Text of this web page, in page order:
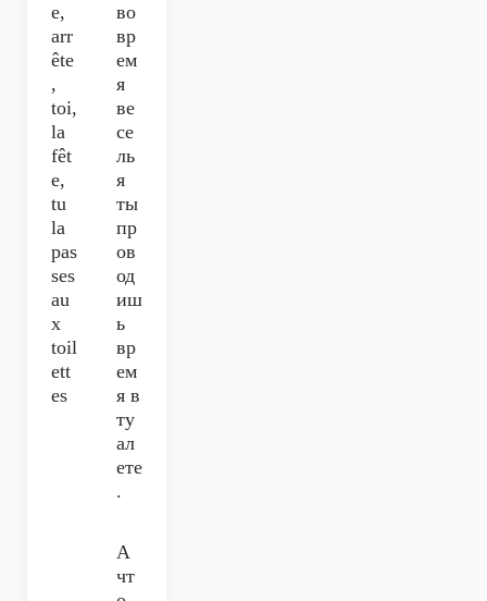
e,
arr
ête
,
toi,
la
fêt
e,
tu
la
pas
ses
au
x
toil
ett
es
во
вр
ем
я
ве
се
ль
я
ты
пр
ов
од
иш
ь
вр
ем
я в
ту
ал
ете
.
А
чт